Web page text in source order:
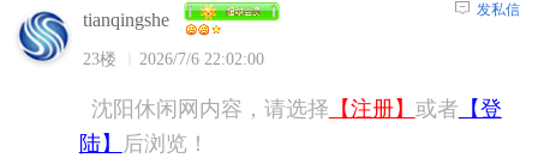
tianqingshe
23楼 2026/7/6 22:02:00
发私信
沈阳休闲网内容，请选择 【注册】 或者 【登
陆】
后浏览！